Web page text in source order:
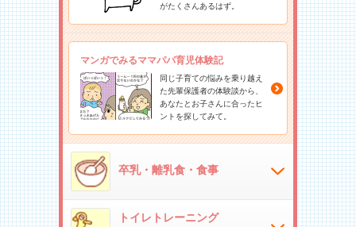
がたくさんあるはず。
マンガでみるママパパ育児体験記
同じ子育ての悩みを乗り越え
た先輩保護者の体験談から、
あなたとお子さんに合ったヒ
ントを探してみて。
卒乳・離乳食・食事
トイレトレーニング